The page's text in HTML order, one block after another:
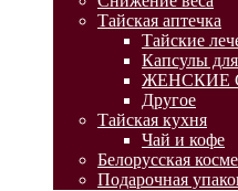
Тайская аптечка
Тайские
Капсулы
ЖЕНСКИЕ
Другое
Тайская кухня
Чай и кофе
Белорусская
Подарочная